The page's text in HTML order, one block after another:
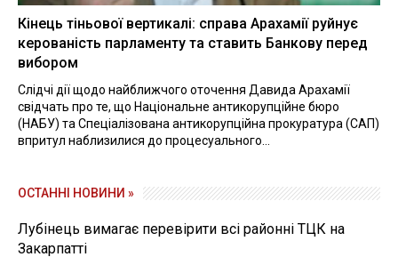
Кінець тіньової вертикалі: справа Арахамії руйнує
керованість парламенту та ставить Банкову перед
вибором
Слідчі дії щодо найближчого оточення Давида Арахамії
свідчать про те, що Національне антикорупційне бюро
(НАБУ) та Спеціалізована антикорупційна прокуратура (САП)
впритул наблизилися до процесуального...
ОСТАННІ НОВИНИ »
Лубінець вимагає перевірити всі районні ТЦК на
Закарпатті